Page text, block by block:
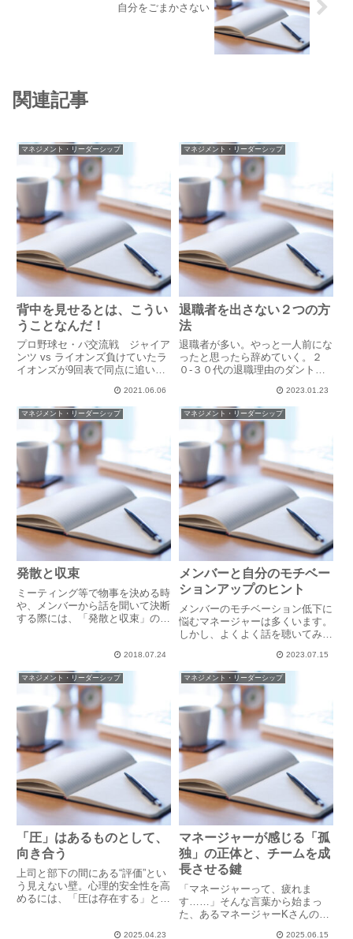
自分をごまかさない
関連記事
マネジメント・リーダーシップ
背中を見せるとは、こうい
うことなんだ！
プロ野球セ・パ交流戦 ジャイア
ンツ vs ライオンズ負けていたラ
イオンズが9回表で同点に追いつ
ンツの逆転のチャンスがめぐって
きた時のお話です。ファースト強
襲、ヒットになってもおかしくな
い当たりをファーストの山川...
2021.06.06
マネジメント・リーダーシップ
退職者を出さない２つの方
法
退職者が多い。やっと一人前にな
ったと思ったら辞めていく。２
０-３０代の退職理由のダントツ
刊「人事のミカタ」アンケートよ
り）上司との関係。チームでの関
係。お客様との関係。人間関係に
もいろいろありますが、人との
関...
2023.01.23
マネジメント・リーダーシップ
発散と収束
ミーティング等で物事を決める時
や、メンバーから話を聞いて決断
する際には、「発散と収束」の方
初やメンバーからの情報収集の時
点では、可能な限りに「拡大質
問」を行います。拡大質問を行う
2018.07.24
マネジメント・リーダーシップ
メンバーと自分のモチベー
ションアップのヒント
メンバーのモチベーション低下に
悩むマネージャーは多くいます。
しかし、よくよく話を聴いてみる
もまた、ダウン↓↓↓であり、自分
のモチベーションコントロールに
悩んでいる場合が多くあります。
コツさえ分ければ、自分のモチ...
2023.07.15
マネジメント・リーダーシップ
「圧」はあるものとして、
向き合う
上司と部下の間にある“評価”とい
う見えない壁。心理的安全性を高
めるには、「圧は存在する」とい
2025.04.23
マネジメント・リーダーシップ
マネージャーが感じる「孤
独」の正体と、チームを成
長させる鍵
「マネージャーって、疲れま
す……」そんな言葉から始まっ
た、あるマネージャーKさんの
2025.06.15